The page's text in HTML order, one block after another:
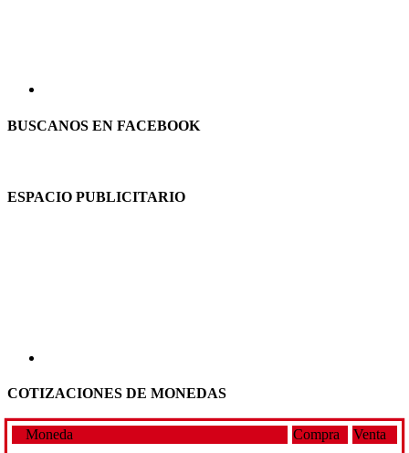
BUSCANOS EN FACEBOOK
ESPACIO PUBLICITARIO
COTIZACIONES DE MONEDAS
Moneda Compra Venta